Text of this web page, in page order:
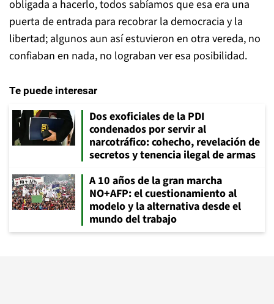
obligada a hacerlo, todos sabíamos que esa era una
puerta de entrada para recobrar la democracia y la
libertad; algunos aun así estuvieron en otra vereda, no
confiaban en nada, no lograban ver esa posibilidad.
Te puede interesar
Dos exoficiales de la PDI
condenados por servir al
narcotráfico: cohecho, revelación de
secretos y tenencia ilegal de armas
A 10 años de la gran marcha
NO+AFP: el cuestionamiento al
modelo y la alternativa desde el
mundo del trabajo